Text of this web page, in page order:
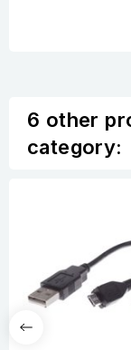
6 other
category: